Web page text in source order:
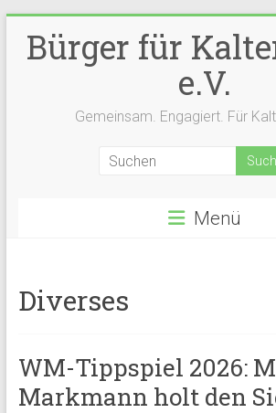
Inhalt
springen
Bürger für
e.V.
Gemeinsam. Engagiert. Für
Menü
Diverses
WM-Tippspiel 2026:
Markmann holt den